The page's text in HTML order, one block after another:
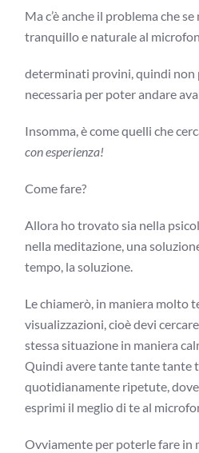
Ma c’è anche il problema che
tranquillo e naturale al
determinati provini, quindi non
necessaria per poter andare
Insomma, è come quelli che
con esperienza!
Come fare?
Allora ho trovato sia nella
nella meditazione, una
tempo, la soluzione.
Le chiamerò, in maniera molto
visualizzazioni, cioè devi
stessa situazione in maniera
Quindi avere tante tante tante
quotidianamente ripetute, dove
esprimi il meglio di te al
Ovviamente per poterle fare in